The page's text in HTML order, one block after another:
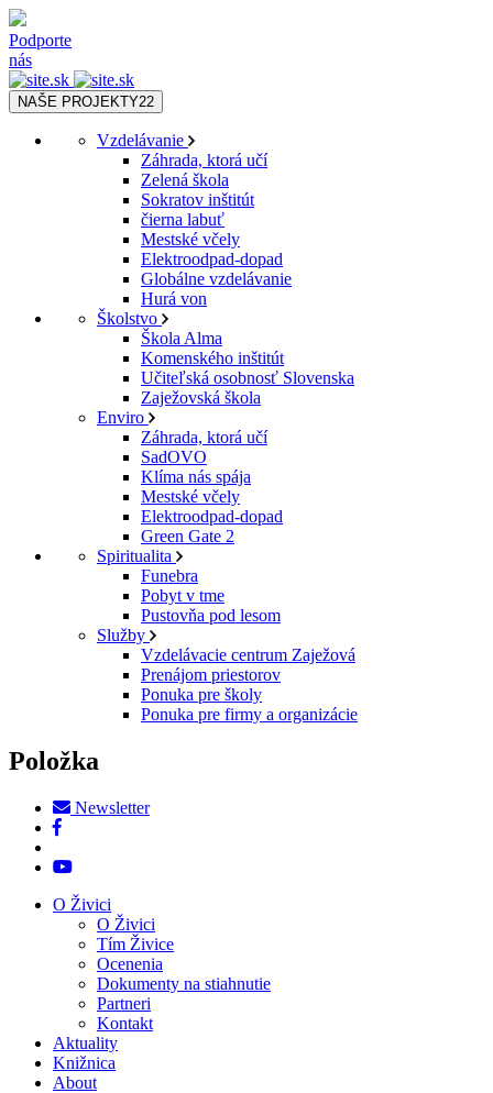
Podporte
nás
NAŠE PROJEKTY22
Vzdelávanie
Záhrada, ktorá učí
Zelená škola
Sokratov inštitút
čierna labuť
Mestské včely
Elektroodpad-dopad
Globálne vzdelávanie
Hurá von
Školstvo
Škola Alma
Komenského inštitút
Učiteľská osobnosť Slovenska
Zaježovská škola
Enviro
Záhrada, ktorá učí
SadOVO
Klíma nás spája
Mestské včely
Elektroodpad-dopad
Green Gate 2
Spiritualita
Funebra
Pobyt v tme
Pustovňa pod lesom
Služby
Vzdelávacie centrum Zaježová
Prenájom priestorov
Ponuka pre školy
Ponuka pre firmy a organizácie
Položka
Newsletter
O Živici
O Živici
Tím Živice
Ocenenia
Dokumenty na stiahnutie
Partneri
Kontakt
Aktuality
Knižnica
About